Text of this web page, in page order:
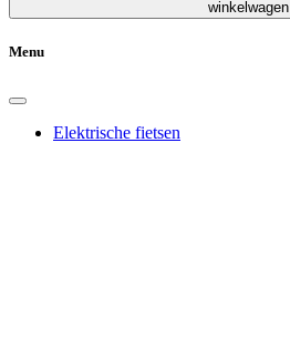
winkelwagen
Menu
Elektrische fietsen